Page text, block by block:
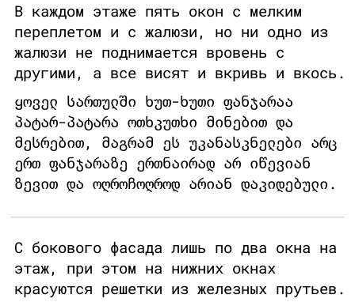
В каждом этаже пять окон с мелким
переплетом и с жалюзи, но ни одно из
жалюзи не поднимается вровень с
другими, а все висят и вкривь и вкось.
ყოველ სართულში ხუთ-ხუთი ფანჯარაა
პატარ-პატარა ოთხკუთხი მინებით და
მესრებით, მაგრამ ეს უკანასკნელები არც
ერთ ფანჯარაზე ერთნაირად არ იწევიან
ზევით და ოღროჩოღროდ არიან დაკიდებული.
С бокового фасада лишь по два окна на
этаж, при этом на нижних окнах
красуются решетки из железных прутьев.